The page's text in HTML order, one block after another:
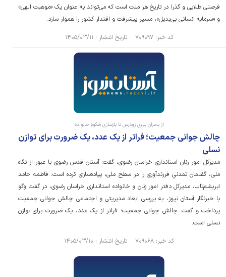
فرصتی طلایی و گذرا در تاریخ هر ملت است که می‌تواند به عنوان یک «موهبت الهی»
و «سرمایه انسانی بی‌بدیل»، مسیر پیشرفت و اقتدار کشور را هموار سازد.
کد خبر: ۷۰۹۰۹۷ تاریخ انتشار : ۱۴۰۵/۰۳/۱۱
از بحران پیریِ زودرس تا بازسازی شکوهِ خانواده
چالش جوانی جمعیت؛ فراتر از یک عدد، یک ضرورت برای توازن
نسلی
مدیرکل امور زنان استانداری خراسان رضوی، گفت: آستان قدس رضوی با عبور از نگاه
ملی، گفتمان تمدنیِ فرزندآوری را در سطح ملی، پیاده‌سازی کرده است. فاطمه حامد
ابریشم‌تاب، مدیرکل دفتر امور زنان و خانواده استانداری خراسان رضوی، در گفت وگو
با خبرنگار آستان نیوز، به بررسی ابعاد مدیریتی و اجتماعی چالش جوانی جمعیت
پرداخت و گفت: چالش جوانی جمعیت؛ فراتر از یک عدد، یک ضرورت برای توازن
نسلی است.
کد خبر: ۷۰۹۰۶۸ تاریخ انتشار : ۱۴۰۵/۰۳/۱۰